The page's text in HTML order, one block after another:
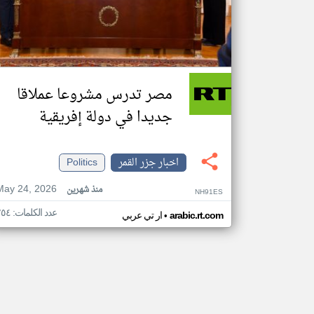
مصر تدرس مشروعا عملاقا
جديدا في دولة إفريقية
اخبار جزر القمر
Politics
24, 2026
منذ شهرين NH91ES
ار تي عربي• arabic.rt.com عدد الكلمات: ٢٥٤